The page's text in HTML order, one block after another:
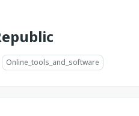
Online_tools_and_software